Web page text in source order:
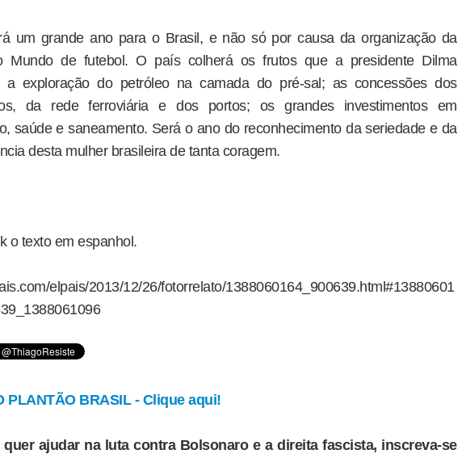
um grande ano para o Brasil, e não só por causa da organização da
Mundo de futebol. O país colherá os frutos que a presidente Dilma
a exploração do petróleo na camada do pré-sal; as concessões dos
da rede ferroviária e dos portos; os grandes investimentos em
saúde e saneamento. Será o ano do reconhecimento da seriedade e da
desta mulher brasileira de tanta coragem.
o texto em espanhol.
elpais/2013/12/26/fotorrelato/1388060164_900639.html#13880601
PLANTÃO BRASIL - Clique aqui!
quer ajudar na luta contra Bolsonaro e a direita fascista, inscreva-se